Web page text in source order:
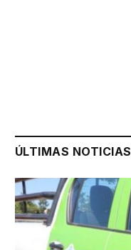
ÚLTIMAS NOTICIAS